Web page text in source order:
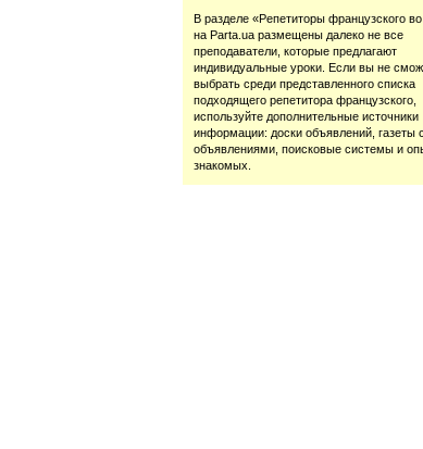
В разделе «Репетиторы французского
на Parta.ua размещены далеко не все
преподаватели, которые предлагают
индивидуальные уроки. Если вы не
выбрать среди представленного списка
подходящего репетитора французского,
используйте дополнительные источники
информации: доски объявлений, газеты
объявлениями, поисковые системы и
знакомых.